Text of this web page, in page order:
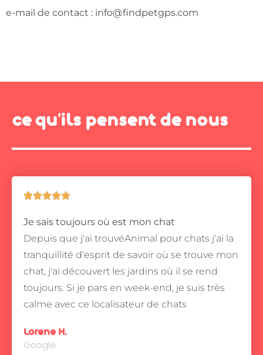
e-mail de contact : info@findpetgps.com
ce qu'ils pensent de nous

Je sais toujours où est mon chat
Depuis que j'ai trouvéAnimal pour chats j'ai la
tranquillité d'esprit de savoir où se trouve mon
chat, j'ai découvert les jardins où il se rend
toujours. Si je pars en week-end, je suis très
calme avec ce localisateur de chats
Lorene H.
Google